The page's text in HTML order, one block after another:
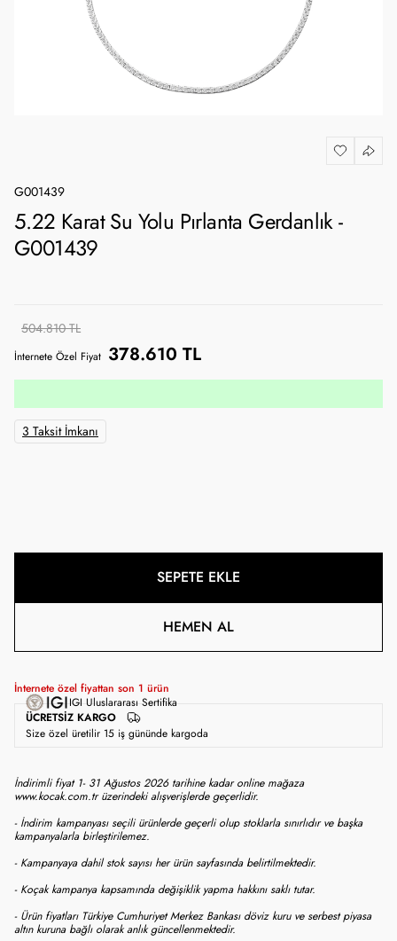
G001439
5.22 Karat Su Yolu Pırlanta Gerdanlık -
G001439
504.810 TL
İnternete Özel Fiyat 378.610 TL
3 Taksit İmkanı
SEPETE EKLE
HEMEN AL
İnternete özel fiyattan son 1 ürün
ÜCRETSIZ KARGO
IGI Uluslararası Sertifika
Size özel üretilir 15 iş gününde kargoda
İndirimli fiyat 1- 31 Ağustos 2026 tarihine kadar online mağaza
www.kocak.com.tr üzerindeki alışverişlerde geçerlidir.
- İndirim kampanyası seçili ürünlerde geçerli olup stoklarla sınırlıdır ve başka
kampanyalarla birleştirilemez.
- Kampanyaya dahil stok sayısı her ürün sayfasında belirtilmektedir.
- Koçak kampanya kapsamında değişiklik yapma hakkını saklı tutar.
- Ürün fiyatları Türkiye Cumhuriyet Merkez Bankası döviz kuru ve serbest piyasa
altın kuruna bağlı olarak anlık güncellenmektedir.